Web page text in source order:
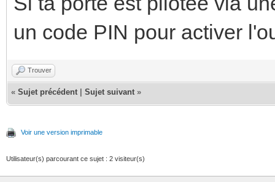
un code PIN pour activer
Trouver
« Sujet précédent Sujet suivant »
Voir une version imprimable
Utilisateur(s) parcourant ce sujet : 2 visiteur(s)